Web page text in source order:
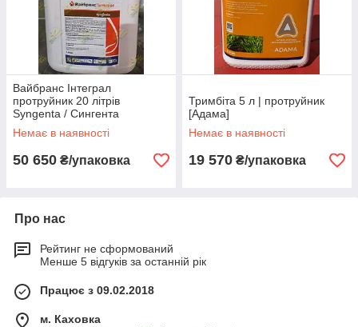
Вайбранс Інтеграл
протруйник 20 літрів
Syngenta / Сингента
Немає в наявності
50 650 ₴/упаковка
Тримбіта 5 л | протруйник
[Адама]
Немає в наявності
19 570 ₴/упаковка
Про нас
Рейтинг не сформований
Менше 5 відгуків за останній рік
Працює з 09.02.2018
м. Каховка